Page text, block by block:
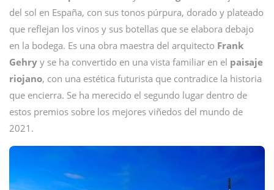
del sol en España, con sus tonos púrpura, dorado y plateado
que reflejan los vinos y sus botellas que se elabora debajo
en la bodega. Es una obra maestra del arquitecto Frank
Gehry y se ha convertido en una vista familiar en el paisaje
riojano, con una estética futurista que contradice la historia
que encierra. Se ha merecido el segundo lugar dentro de
estos premios sobre los mejores viñedos del mundo de
2021.